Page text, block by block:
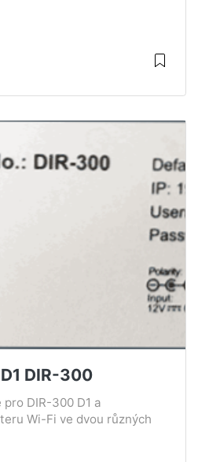
DIR-300
DIR-300 D1 a
Wi-Fi ve dvou různých